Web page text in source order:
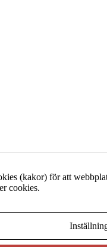
(kakor) för att
cookies.